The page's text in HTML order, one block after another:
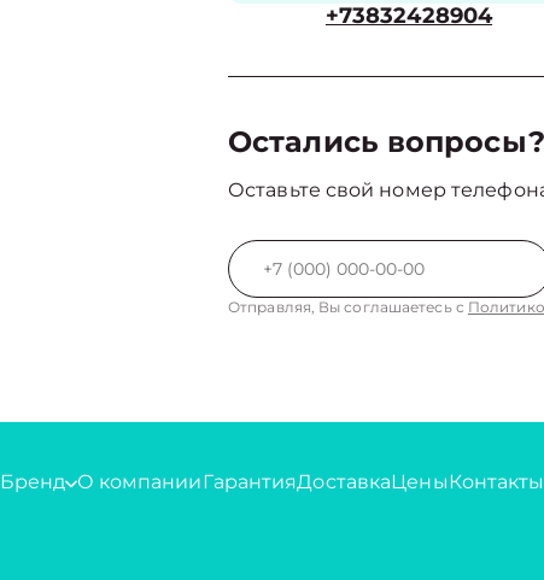
+73832428904
Остались вопросы?
Оставьте свой номер
Отправляя, Вы соглашаетесь с
Бренд О компанииГарантияДоставкаЦеныКонтакты